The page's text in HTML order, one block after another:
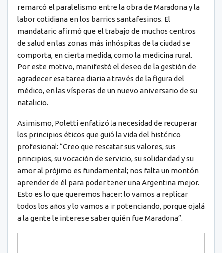
remarcó el paralelismo entre la obra de Maradona y la
labor cotidiana en los barrios santafesinos. El
mandatario afirmó que el trabajo de muchos centros
de salud en las zonas más inhóspitas de la ciudad se
comporta, en cierta medida, como la medicina rural.
Por este motivo, manifestó el deseo de la gestión de
agradecer esa tarea diaria a través de la figura del
médico, en las vísperas de un nuevo aniversario de su
natalicio.
Asimismo, Poletti enfatizó la necesidad de recuperar
los principios éticos que guió la vida del histórico
profesional: “Creo que rescatar sus valores, sus
principios, su vocación de servicio, su solidaridad y su
amor al prójimo es fundamental; nos falta un montón
aprender de él para poder tener una Argentina mejor.
Esto es lo que queremos hacer: lo vamos a replicar
todos los años y lo vamos a ir potenciando, porque ojalá
a la gente le interese saber quién fue Maradona”.